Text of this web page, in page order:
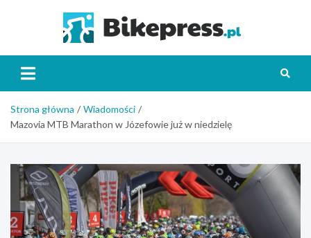
Strona główna
Wiadomości
Mazovia MTB Marathon w Józefowie już w niedzielę